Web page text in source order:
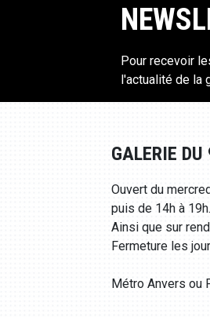
Pour recevoir
l'actualité de la
GALERIE
Ouvert du
puis de 14h à 19h.
Ainsi que sur
Fermeture les
Métro Anvers ou